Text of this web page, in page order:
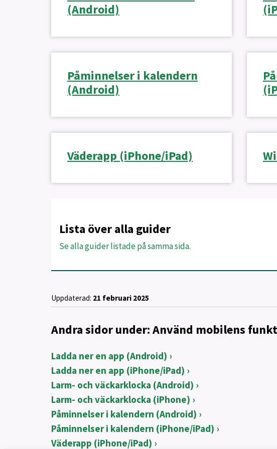
(Android)
Påminnelser i kalendern
(Android)
Väderapp (iPhone/iPad)
Lista över alla guider
Se alla guider listade på samma sida.
Uppdaterad: 21 februari 2025
Andra sidor under: Använd mobilens
Ladda ner en app (Android)
Ladda ner en app (iPhone/iPad)
Larm- och väckarklocka (Android)
Larm- och väckarklocka (iPhone)
Påminnelser i kalendern (Android)
Påminnelser i kalendern (iPhone/iPad)
Väderapp (iPhone/iPad)